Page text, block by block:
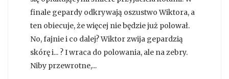
finale gepardy odkrywają oszustwo Wiktora, a
ten obiecuje, że więcej nie będzie już polował.
No, fajnie i co dalej? Wiktor zwija gepardzią
skórę i... ? I wraca do polowania, ale na zebry.
Niby przewrotne,...